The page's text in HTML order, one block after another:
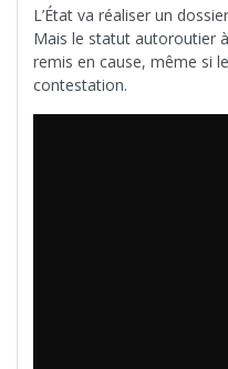
L’État va réaliser un
Mais le statut autoroutier
remis en cause, même si
contestation.